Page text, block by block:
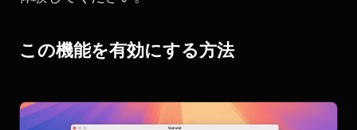
この機能を有効にする方法